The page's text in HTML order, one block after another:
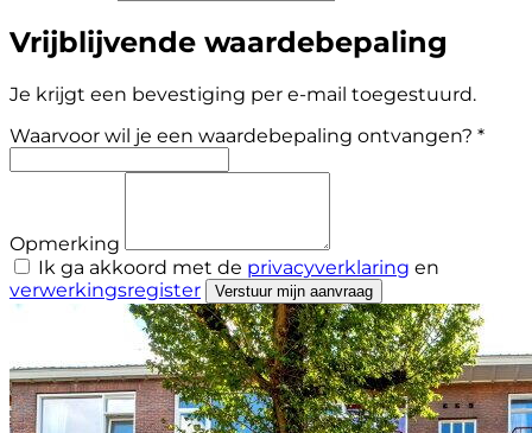
Vrijblijvende waardebepaling
Je krijgt een bevestiging per e-mail toegestuurd.
Waarvoor wil je een waardebepaling ontvangen? *
Opmerking
Ik ga akkoord met de privacyverklaring en
verwerkingsregister
Verstuur mijn aanvraag